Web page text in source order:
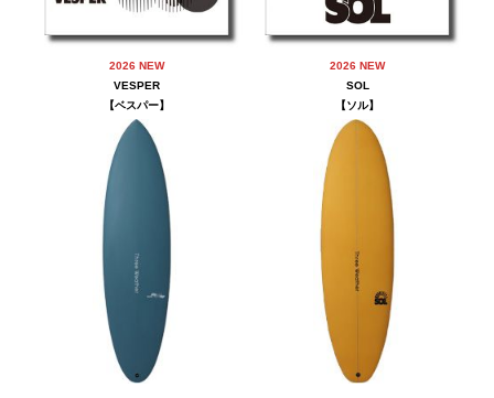
2026 NEW
VESPER
【ベスパー】
2026 NEW
SOL
【ソル】